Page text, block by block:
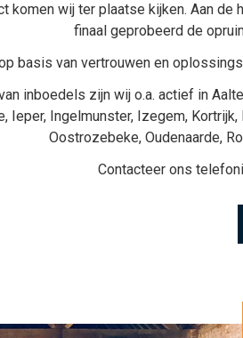
komen wij ter plaatse kijken. Aan
finaal geprobeerd de
basis van vertrouwen en
inboedels zijn wij o.a. actief in
, Ieper, Ingelmunster, Izegem, Kortrijk,
Oostrozebeke, Oudenaarde,
Contacteer ons